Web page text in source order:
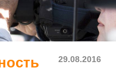
29.08.2016